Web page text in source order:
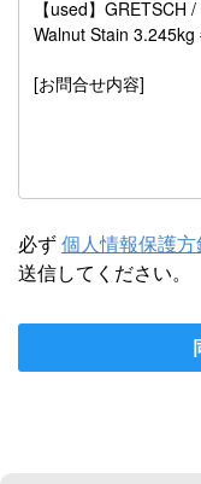
必ず個人情報保護方
送信してください。